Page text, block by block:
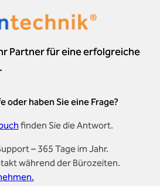
Partner für eine erfolgreiche
oder haben Sie eine Frage?
finden Sie die Antwort.
– 365 Tage im Jahr.
während der Bürozeiten.